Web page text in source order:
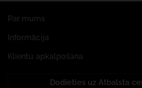
Par mums
Informācija
Klientu apkalpošana
Dodieties uz Atbalsta